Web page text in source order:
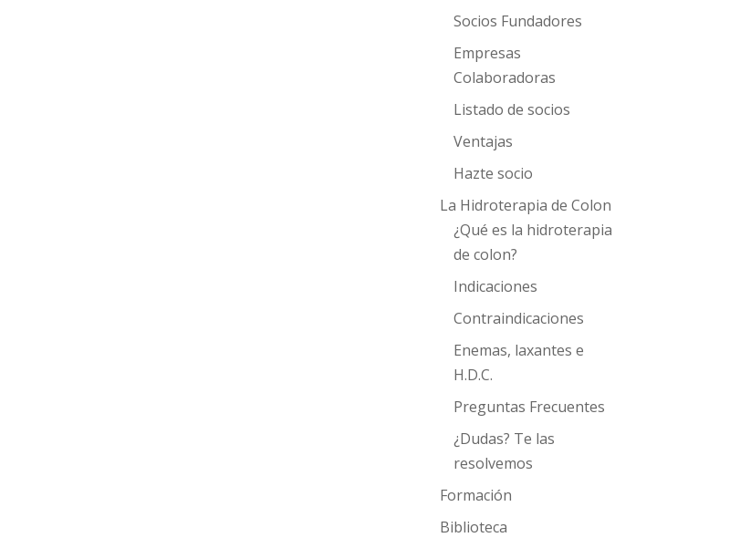
Socios Fundadores
Empresas
Colaboradoras
Listado de socios
Ventajas
Hazte socio
La Hidroterapia de Colon
¿Qué es la hidroterapia
de colon?
Indicaciones
Contraindicaciones
Enemas, laxantes e
H.D.C.
Preguntas Frecuentes
¿Dudas? Te las
resolvemos
Formación
Biblioteca